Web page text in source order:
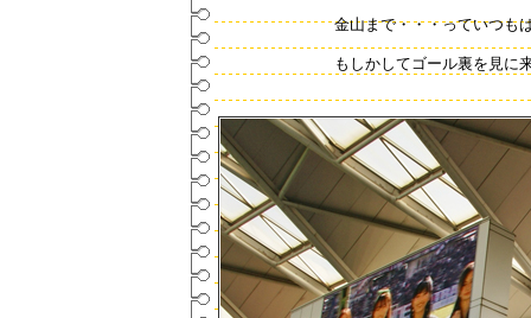
金山まで・・・っていつも
もしかしてゴール裏を見に